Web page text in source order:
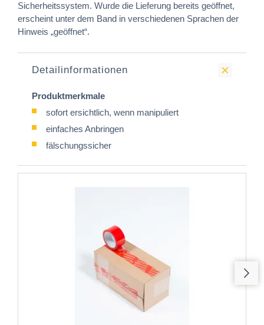
Sicherheitssystem. Wurde die Lieferung bereits geöffnet,
erscheint unter dem Band in verschiedenen Sprachen der
Hinweis „geöffnet“.
Detailinformationen
Produktmerkmale
sofort ersichtlich, wenn manipuliert
einfaches Anbringen
fälschungssicher